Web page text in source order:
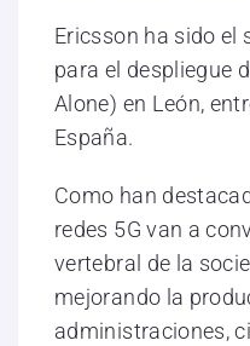
Ericsson ha sido el
para el despliegue
Alone) en León,
España.
Como han
redes 5G van a
vertebral de la
mejorando la
administraciones,